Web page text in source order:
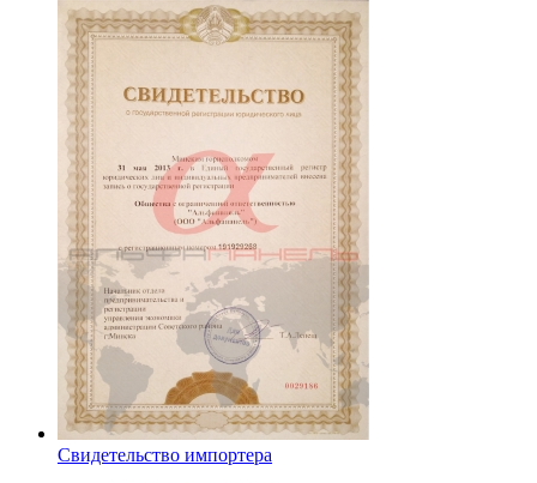
Свидетельство импортера